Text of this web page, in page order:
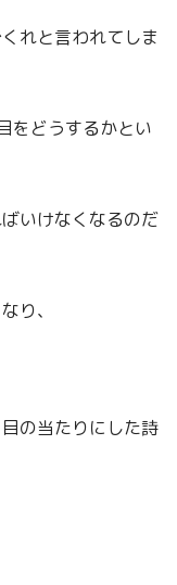
れと言われてしま
をどうするかとい
いけなくなるのだ
り、
の当たりにした詩